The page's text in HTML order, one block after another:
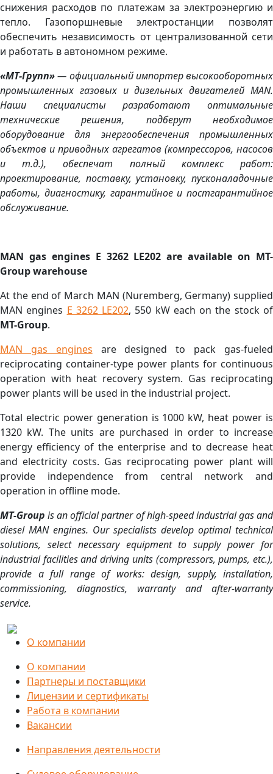
снижения расходов по платежам за электроэнергию и
тепло. Газопоршневые электростанции позволят
обеспечить независимость от централизованной сети
и работать в автономном режиме.
«МТ-Групп»— официальный импортер высокооборотных
промышленных газовых и дизельных двигателей MAN.
Наши специалисты разработают оптимальные
технические решения, подберут необходимое
оборудование для энергообеспечения промышленных
объектов и приводных агрегатов (компрессоров, насосов
и т.д.), обеспечат полный комплекс работ:
проектирование, поставку, установку, пусконаладочные
работы, диагностику, гарантийное и постгарантийное
обслуживание.
MAN gas engines E 3262 LE202 are available on MT-
Group warehouse
At the end of March MAN (Nuremberg, Germany) supplied
MAN engines E 3262 LE202, 550 kW each on the stock of
MT-Group.
MAN gas engines are designed to pack gas-fueled
reciprocating container-type power plants for continuous
operation with heat recovery system. Gas reciprocating
power plants will be used in the industrial project.
Total electric power generation is 1000 kW, heat power is
1320 kW. The units are purchased in order to increase
energy efficiency of the enterprise and to decrease heat
and electricity costs. Gas reciprocating power plant will
provide independence from central network and
operation in offline mode.
MT-Group is an official partner of high-speed industrial gas and
diesel MAN engines. Our specialists develop optimal technical
solutions, select necessary equipment to supply power for
industrial facilities and driving units (compressors, pumps, etc.),
provide a full range of works: design, supply, installation,
commissioning, diagnostics, warranty and after-warranty
service.
О компании
О компании
Партнеры и поставщики
Лицензии и сертификаты
Работа в компании
Вакансии
Направления деятельности